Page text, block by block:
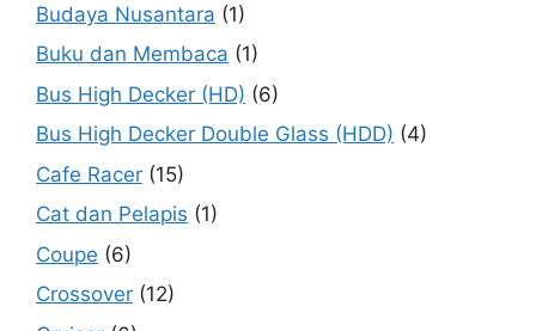
Budaya Nusantara (1)
Buku dan Membaca (1)
Bus High Decker (HD) (6)
Bus High Decker Double Glass (HDD) (4)
Cafe Racer (15)
Cat dan Pelapis (1)
Coupe (6)
Crossover (12)